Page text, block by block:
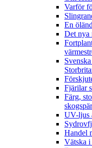
Varför
En
Det nya
Fjärilar
Färg,
UV-ljus
Handel
Vätska